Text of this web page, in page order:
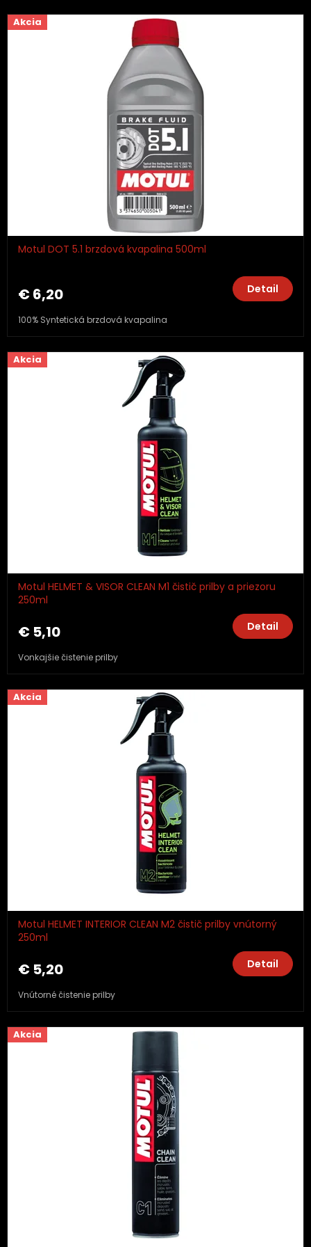
Akcia
Motul DOT 5.1 brzdová kvapalina 500ml
€ 6,20 Detail
100% Syntetická brzdová kvapalina
Akcia
Motul HELMET & VISOR CLEAN M1 čistič prilby a priezoru
250ml
€ 5,10 Detail
Vonkajšie čistenie prilby
Akcia
Motul HELMET INTERIOR CLEAN M2 čistič prilby vnútorný
250ml
€ 5,20 Detail
Vnútorné čistenie prilby
Akcia